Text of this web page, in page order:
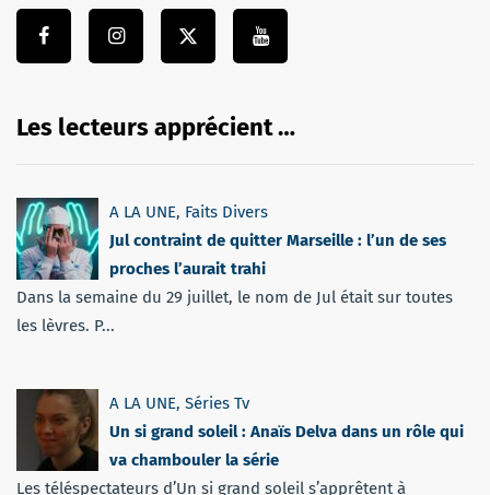
Les lecteurs apprécient …
A LA UNE, Faits Divers
Jul contraint de quitter Marseille : l’un de ses
proches l’aurait trahi
Dans la semaine du 29 juillet, le nom de Jul était sur toutes
les lèvres. P...
A LA UNE, Séries Tv
Un si grand soleil : Anaïs Delva dans un rôle qui
va chambouler la série
Les téléspectateurs d’Un si grand soleil s’apprêtent à